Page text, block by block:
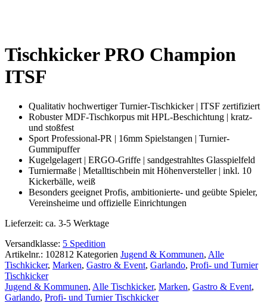
Tischkicker PRO Champion
ITSF
Qualitativ hochwertiger Turnier-Tischkicker | ITSF zertifiziert
Robuster MDF-Tischkorpus mit HPL-Beschichtung | kratz-
und stoßfest
Sport Professional-PR | 16mm Spielstangen | Turnier-
Gummipuffer
Kugelgelagert | ERGO-Griffe | sandgestrahltes Glasspielfeld
Turniermaße | Metalltischbein mit Höhenversteller | inkl. 10
Kickerbälle, weiß
Besonders geeignet Profis, ambitionierte- und geübte Spieler,
Vereinsheime und offizielle Einrichtungen
Lieferzeit: ca. 3-5 Werktage
Versandklasse: 5 Spedition
Artikelnr.: 102812 Kategorien Jugend & Kommunen, Alle
Tischkicker, Marken, Gastro & Event, Garlando, Profi- und Turnier
Tischkicker
Jugend & Kommunen, Alle Tischkicker, Marken, Gastro & Event,
Garlando, Profi- und Turnier Tischkicker